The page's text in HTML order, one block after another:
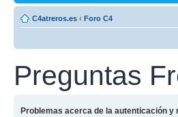
C4atreros.es ‹ Foro C4
Preguntas
Problemas acerca de la autenticación y